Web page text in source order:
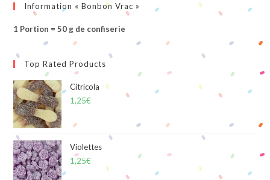
Information « Bonbon Vrac »
1 Portion = 50 g de confiserie
Top Rated Products
Citricola
1,25€
Violettes
1,25€